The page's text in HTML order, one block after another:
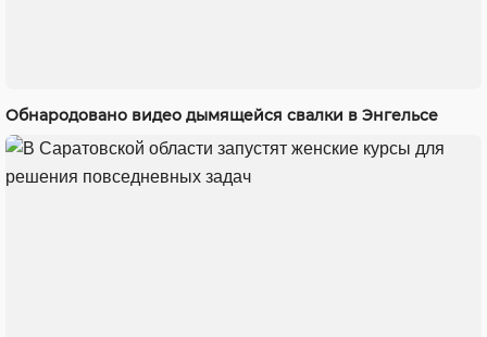
Обнародовано видео дымящейся свалки в Энгельсе